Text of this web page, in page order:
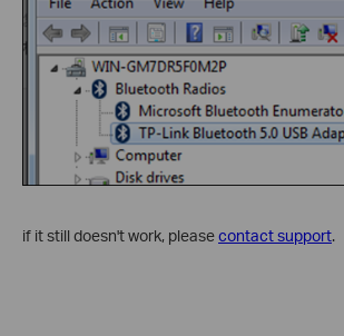
if it still doesn't work, pleasecontact support.